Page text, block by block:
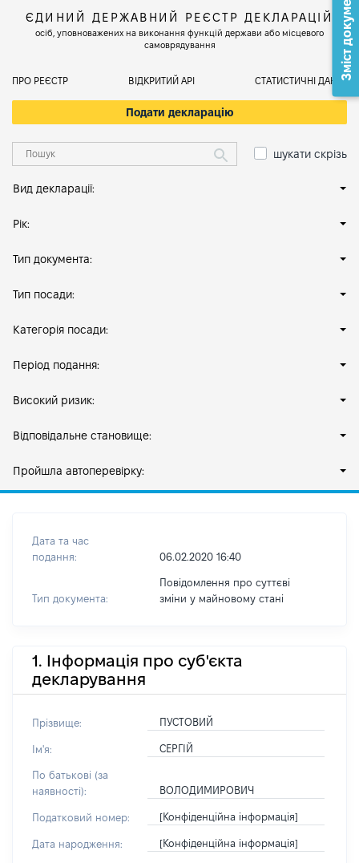
ЄДИНИЙ ДЕРЖАВНИЙ РЕЄСТР ДЕКЛАРАЦІЙ
осіб, уповноважених на виконання функцій держави або місцевого
самоврядування
ПРО РЕЄСТР ВІДКРИТИЙ АРІ СТАТИСТИЧНІ ДАНІ
Подати декларацію
шукати скрізь
Вид декларації:
Рік:
Тип документа:
Тип посади:
Категорія посади:
Період подання:
Високий ризик:
Відповідальне становище:
Пройшла автоперевірку:
Дата та час
подання:
06.02.2020 16:40
Тип документа:
Повідомлення про суттєві
зміни y майновому стані
1. Інформація про суб'єкта
декларування
Прізвище: ПУСТОВИЙ
Ім'я: СЕРГІЙ
По батькові (за
наявності):
ВОЛОДИМИРОВИЧ
Податковий номер: [Конфіденційна інформація]
Дата народження: [Конфіденційна інформація]
Зміст документа